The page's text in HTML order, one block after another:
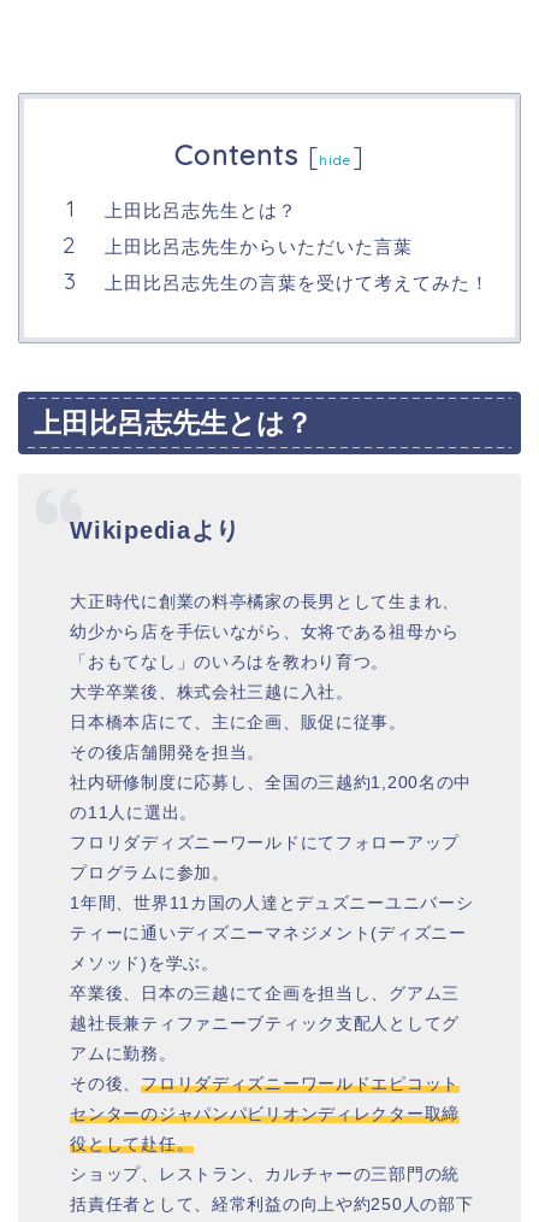
Contents [hide ]
上田比呂志先生とは？
上田比呂志先生からいただいた言葉
上田比呂志先生の言葉を受けて考えてみた！
上田比呂志先生とは？
Wikipediaより
大正時代に創業の料亭橘家の長男として生まれ、
幼少から店を手伝いながら、女将である祖母から
「おもてなし」のいろはを教わり育つ。
大学卒業後、株式会社三越に入社。
日本橋本店にて、主に企画、販促に従事。
その後店舗開発を担当。
社内研修制度に応募し、全国の三越約1,200名の中
の11人に選出。
フロリダディズニーワールドにてフォローアップ
プログラムに参加。
1年間、世界11カ国の人達とデュズニーユニバーシ
ティーに通いディズニーマネジメント(ディズニー
メソッド)を学ぶ。
卒業後、日本の三越にて企画を担当し、グアム三
越社長兼ティファニーブティック支配人としてグ
アムに勤務。
その後、フロリダディズニーワールドエピコット
センターのジャパンパビリオンディレクター取締
役として赴任。
ショップ、レストラン、カルチャーの三部門の統
括責任者として、経常利益の向上や約250人の部下